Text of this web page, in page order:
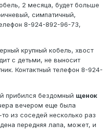
2 месяца, будет больше
симпатичный,
8-924-892-96-73,
крупный кобель, хвост
с детьми, не выносит
Контактный телефон 8-924-
прибился бездомный щенок
вечером еще была
из соседей несколько раз
передняя лапа, может, и